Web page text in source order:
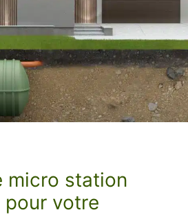
micro station
pour votre